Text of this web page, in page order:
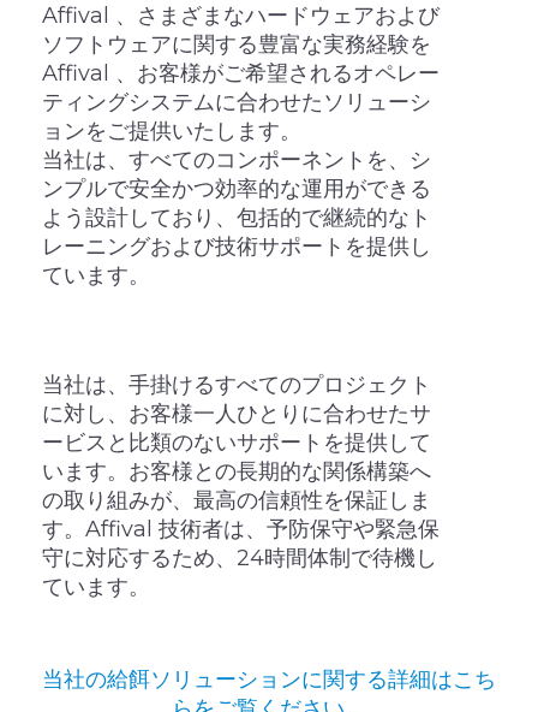
Affival 、さまざまなハードウェアおよび
ソフトウェアに関する豊富な実務経験を
Affival 、お客様がご希望されるオペレー
ティングシステムに合わせたソリューシ
ョンをご提供いたします。
当社は、すべてのコンポーネントを、シ
ンプルで安全かつ効率的な運用ができる
よう設計しており、包括的で継続的なト
レーニングおよび技術サポートを提供し
ています。
当社は、手掛けるすべてのプロジェクト
に対し、お客様一人ひとりに合わせたサ
ービスと比類のないサポートを提供して
います。お客様との長期的な関係構築へ
の取り組みが、最高の信頼性を保証しま
す。Affival 技術者は、予防保守や緊急保
守に対応するため、24時間体制で待機し
ています。
当社の給餌ソリューションに関する詳細はこち